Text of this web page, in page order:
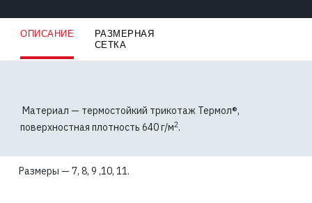
ОПИСАНИЕ
РАЗМЕРНАЯ
СЕТКА
Материал — термостойкий трикотаж Термол®,
поверхностная плотность 640 г/м2.
Размеры — 7, 8, 9 ,10, 11.